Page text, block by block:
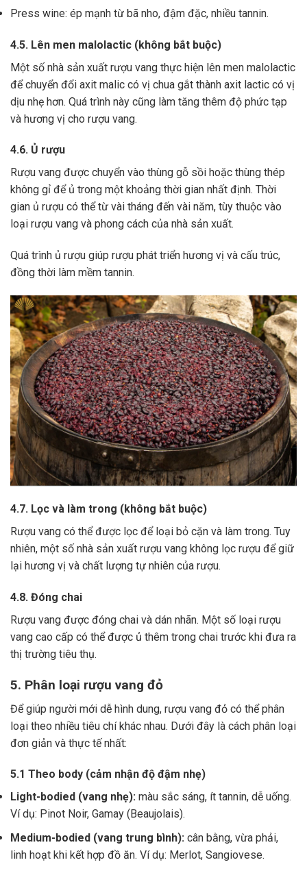
Press wine: ép mạnh từ bã nho, đậm đặc, nhiều tannin.
4.5. Lên men malolactic (không bắt buộc)
Một số nhà sản xuất rượu vang thực hiện lên men malolactic
để chuyển đổi axit malic có vị chua gắt thành axit lactic có vị
dịu nhẹ hơn. Quá trình này cũng làm tăng thêm độ phức tạp
và hương vị cho rượu vang.
4.6. Ủ rượu
Rượu vang được chuyển vào thùng gỗ sồi hoặc thùng thép
không gỉ để ủ trong một khoảng thời gian nhất định. Thời
gian ủ rượu có thể từ vài tháng đến vài năm, tùy thuộc vào
loại rượu vang và phong cách của nhà sản xuất.
Quá trình ủ rượu giúp rượu phát triển hương vị và cấu trúc,
đồng thời làm mềm tannin.
4.7. Lọc và làm trong (không bắt buộc)
Rượu vang có thể được lọc để loại bỏ cặn và làm trong. Tuy
nhiên, một số nhà sản xuất rượu vang không lọc rượu để giữ
lại hương vị và chất lượng tự nhiên của rượu.
4.8. Đóng chai
Rượu vang được đóng chai và dán nhãn. Một số loại rượu
vang cao cấp có thể được ủ thêm trong chai trước khi đưa ra
thị trường tiêu thụ.
5. Phân loại rượu vang đỏ
Để giúp người mới dễ hình dung, rượu vang đỏ có thể phân
loại theo nhiều tiêu chí khác nhau. Dưới đây là cách phân loại
đơn giản và thực tế nhất:
5.1 Theo body (cảm nhận độ đậm nhẹ)
Light-bodied (vang nhẹ): màu sắc sáng, ít tannin, dễ uống.
Ví dụ: Pinot Noir, Gamay (Beaujolais).
Medium-bodied (vang trung bình): cân bằng, vừa phải,
linh hoạt khi kết hợp đồ ăn. Ví dụ: Merlot, Sangiovese.